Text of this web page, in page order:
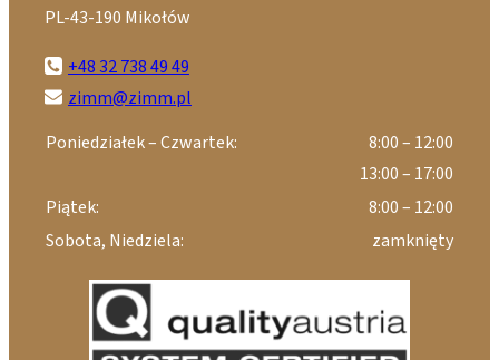
PL-43-190 Mikołów
+48 32 738 49 49
zimm@zimm.pl
Poniedziałek – Czwartek:
8:00 – 12:00
13:00 – 17:00
Piątek:
8:00 – 12:00
Sobota, Niedziela:
zamknięty